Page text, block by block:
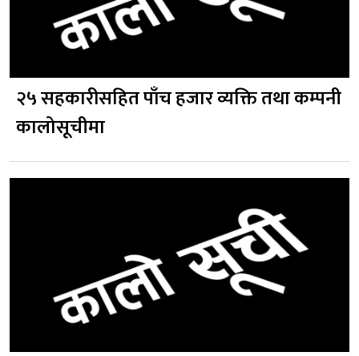
२५ सहकारीसहित पाँच हजार व्यक्ति तथा कम्पनी
कालोसूचीमा